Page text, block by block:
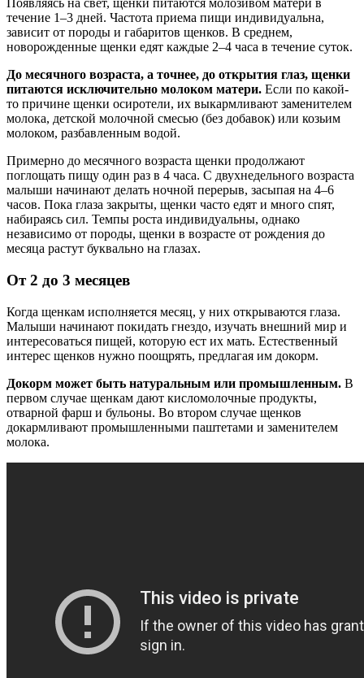
Появляясь на свет, щенки питаются молозивом матери в
течение 1–3 дней. Частота приема пищи индивидуальна,
зависит от породы и габаритов щенков. В среднем,
новорожденные щенки едят каждые 2–4 часа в течение суток.
До месячного возраста, а точнее, до открытия глаз, щенки
питаются исключительно молоком матери. Если по какой-
то причине щенки осиротели, их выкармливают заменителем
молока, детской молочной смесью (без добавок) или козьим
молоком, разбавленным водой.
Примерно до месячного возраста щенки продолжают
поглощать пищу один раз в 4 часа. С двухнедельного возраста
малыши начинают делать ночной перерыв, засыпая на 4–6
часов. Пока глаза закрыты, щенки часто едят и много спят,
набираясь сил. Темпы роста индивидуальны, однако
независимо от породы, щенки в возрасте от рождения до
месяца растут буквально на глазах.
От 2 до 3 месяцев
Когда щенкам исполняется месяц, у них открываются глаза.
Малыши начинают покидать гнездо, изучать внешний мир и
интересоваться пищей, которую ест их мать. Естественный
интерес щенков нужно поощрять, предлагая им докорм.
Докорм может быть натуральным или промышленным. В
первом случае щенкам дают кисломолочные продукты,
отварной фарш и бульоны. Во втором случае щенков
докармливают промышленными паштетами и заменителем
молока.